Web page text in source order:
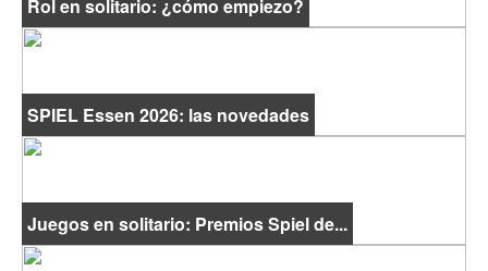
Rol en solitario: ¿cómo empiezo?
SPIEL Essen 2026: las novedades
Juegos en solitario: Premios Spiel de...